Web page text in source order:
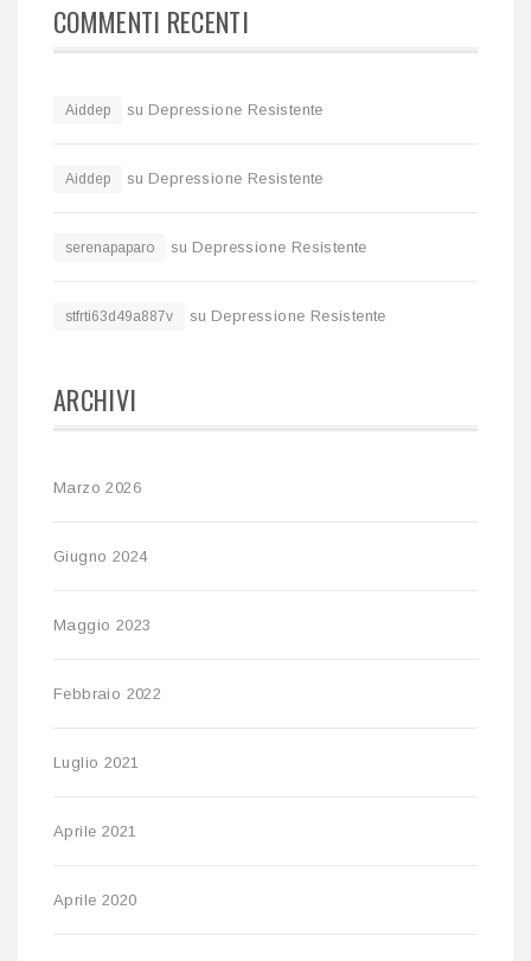
COMMENTI RECENTI
Aiddep su Depressione Resistente
Aiddep su Depressione Resistente
serenapaparo su Depressione Resistente
stfrti63d49a887v su Depressione Resistente
ARCHIVI
Marzo 2026
Giugno 2024
Maggio 2023
Febbraio 2022
Luglio 2021
Aprile 2021
Aprile 2020